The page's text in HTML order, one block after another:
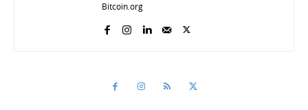
Bitcoin.org